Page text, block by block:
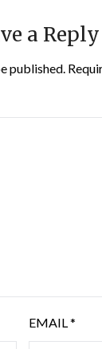
a Reply
published.
EMAIL*